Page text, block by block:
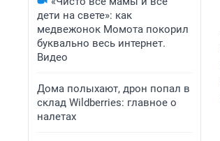
дети на свете»: как
медвежонок Момота покорил
буквально весь интернет.
Видео
Дома полыхают, дрон попал в
склад Wildberries: главное о
налетах